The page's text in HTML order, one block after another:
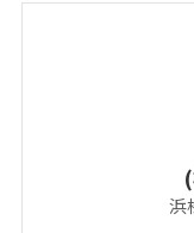
浜